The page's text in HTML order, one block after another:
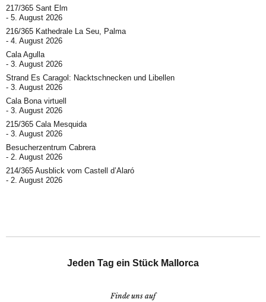
217/365 Sant Elm
5. August 2026
216/365 Kathedrale La Seu, Palma
4. August 2026
Cala Agulla
3. August 2026
Strand Es Caragol: Nacktschnecken und Libellen
3. August 2026
Cala Bona virtuell
3. August 2026
215/365 Cala Mesquida
3. August 2026
Besucherzentrum Cabrera
2. August 2026
214/365 Ausblick vom Castell d’Alaró
2. August 2026
Jeden Tag ein Stück Mallorca
Finde uns auf